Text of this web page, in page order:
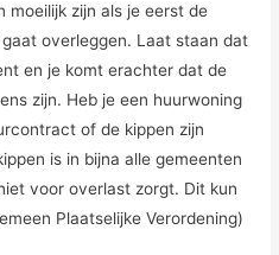
moeilijk zijn als je eerst de
overleggen. Laat staan dat
en je komt erachter dat de
zijn. Heb je een huurwoning
of de kippen zijn
is in bijna alle gemeenten
voor overlast zorgt. Dit kun
Plaatselijke Verordening)